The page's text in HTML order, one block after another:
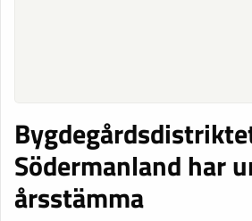
Södermanland har
årsstämma